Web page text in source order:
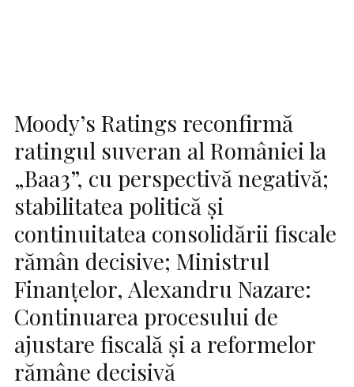
Moody’s Ratings reconfirmă
ratingul suveran al României la
„Baa3”, cu perspectivă negativă;
stabilitatea politică și
continuitatea consolidării fiscale
rămân decisive; Ministrul
Finanțelor, Alexandru Nazare:
Continuarea procesului de
ajustare fiscală și a reformelor
rămâne decisivă